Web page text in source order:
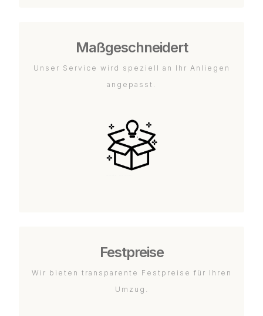
Maßgeschneidert
Unser Service wird speziell an Ihr Anliegen
angepasst.
Festpreise
Wir bieten transparente Festpreise für Ihren
Umzug.